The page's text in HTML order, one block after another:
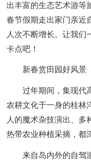
出丰富的生态艺术游等
春节假期走出家门亲近
人次不断增长。让我们
卡点吧！
新春赏田园好风景
过年期间，集现代
农耕文化于一身的桂林
人的魔术杂技演出、多
热带农业种植采摘，都
来自岛内外的自驾